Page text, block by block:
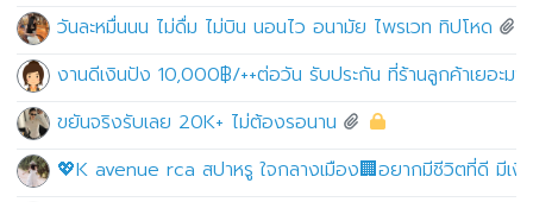
วันละหมื่นนน ไม่ดื่ม ไม่บิน นอนไว อนามัย ไพรเวท ทิปโหด
งานดีเงินปัง 10,000฿/++ต่อวัน รับประกัน ที่ร้านลูกค้าเยอะมา
ขยันจริงรับเลย 20K+ ไม่ต้องรอนาน
💖K avenue rca สปาหรู ใจกลางเมือง🏢อยากมีชีวิตที่ดี มีเงิ